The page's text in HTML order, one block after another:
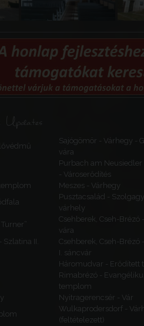
Updates
Sajógömör - Várhegy -
vára
Purbach am Neusiedler
- Városerődítés
Meszes - Várhegy
Pusztacsalád -
várhely
Csehberek, Cseh-Brézó
vára
II.
Csehberek, Cseh-Brézó
I. sáncvár
Háromudvar - Erődített
Rimabrézó -
templom
Nyitragerencsér - Vár
Wulkaprodersdorf -
(feltételezett)